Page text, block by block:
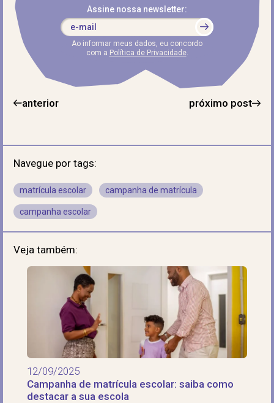
Assine nossa newsletter:
Ao informar meus dados, eu concordo
com a Política de Privacidade.
anterior próximo post
Navegue por tags:
matrícula escolar campanha de matrícula
campanha escolar
Veja também:
12/09/2025
Campanha de matrícula escolar: saiba como
destacar a sua escola